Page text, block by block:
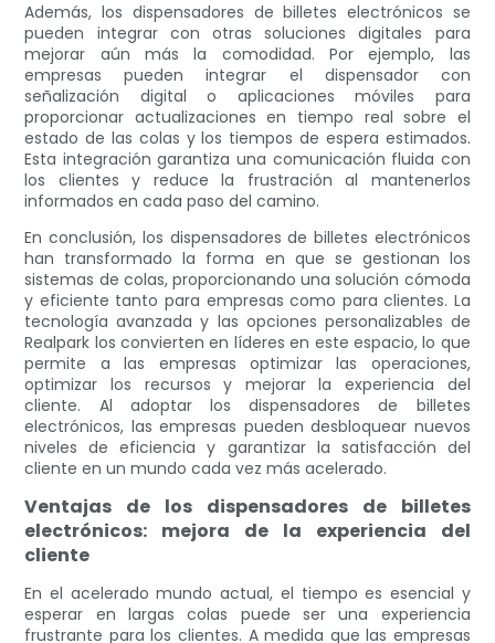
Además, los dispensadores de billetes electrónicos se
pueden integrar con otras soluciones digitales para
mejorar aún más la comodidad. Por ejemplo, las
empresas pueden integrar el dispensador con
señalización digital o aplicaciones móviles para
proporcionar actualizaciones en tiempo real sobre el
estado de las colas y los tiempos de espera estimados.
Esta integración garantiza una comunicación fluida con
los clientes y reduce la frustración al mantenerlos
informados en cada paso del camino.
En conclusión, los dispensadores de billetes electrónicos
han transformado la forma en que se gestionan los
sistemas de colas, proporcionando una solución cómoda
y eficiente tanto para empresas como para clientes. La
tecnología avanzada y las opciones personalizables de
Realpark los convierten en líderes en este espacio, lo que
permite a las empresas optimizar las operaciones,
optimizar los recursos y mejorar la experiencia del
cliente. Al adoptar los dispensadores de billetes
electrónicos, las empresas pueden desbloquear nuevos
niveles de eficiencia y garantizar la satisfacción del
cliente en un mundo cada vez más acelerado.
Ventajas de los dispensadores de billetes
electrónicos: mejora de la experiencia del
cliente
En el acelerado mundo actual, el tiempo es esencial y
esperar en largas colas puede ser una experiencia
frustrante para los clientes. A medida que las empresas